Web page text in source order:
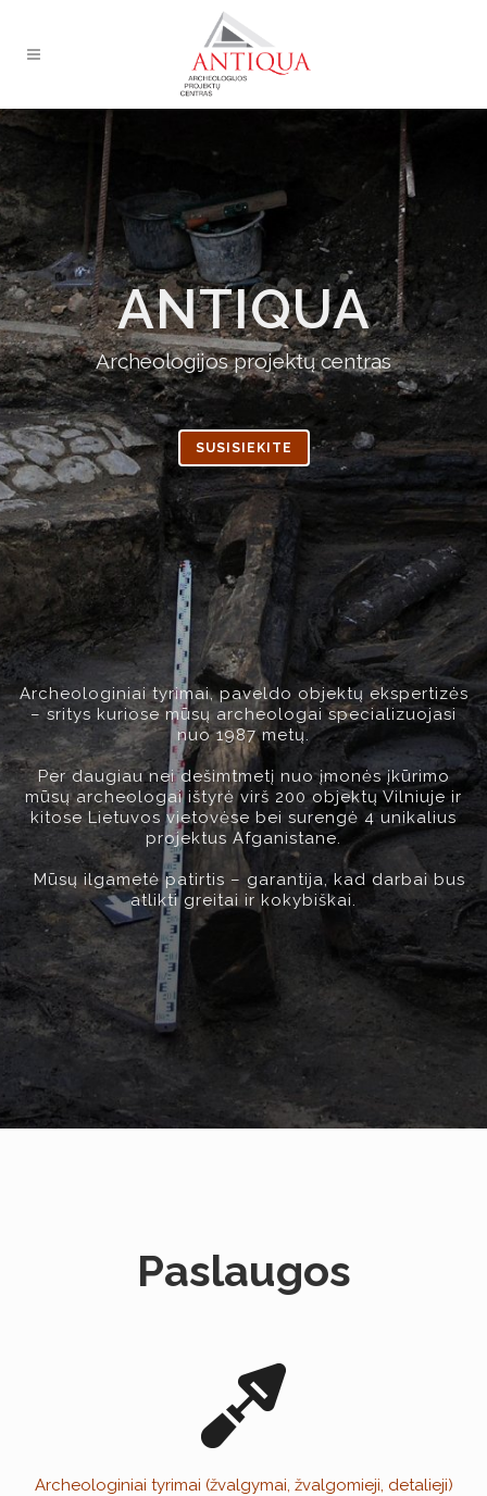
ANTIQUA
Archeologijos projektų centras
SUSISIEKITE
Archeologiniai tyrimai, paveldo objektų ekspertizės
– sritys kuriose mūsų archeologai specializuojasi
nuo 1987 metų.
Per daugiau nei dešimtmetį nuo įmonės įkūrimo
mūsų archeologai ištyrė virš 200 objektų Vilniuje ir
kitose Lietuvos vietovėse bei surengė 4 unikalius
projektus Afganistane.
Mūsų ilgametė patirtis – garantija, kad darbai bus
atlikti greitai ir kokybiškai.
Paslaugos
Archeologiniai tyrimai (žvalgymai, žvalgomieji, detalieji)